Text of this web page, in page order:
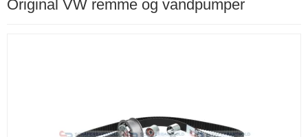
Original VW remme og vandpumper